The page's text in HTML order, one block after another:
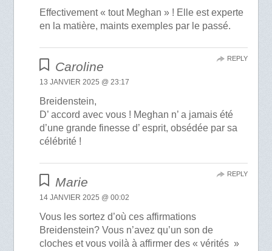
Effectivement « tout Meghan » ! Elle est experte
en la matière, maints exemples par le passé.
Caroline
13 JANVIER 2025 @ 23:17
Breidenstein,
D’ accord avec vous ! Meghan n’ a jamais été
d’une grande finesse d’ esprit, obsédée par sa
célébrité !
REPLY
Marie
14 JANVIER 2025 @ 00:02
Vous les sortez d’où ces affirmations
Breidenstein? Vous n’avez qu’un son de
cloches et vous voilà à affirmer des « vérités »
REPLY